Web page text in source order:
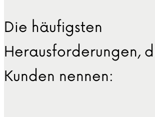
Die häufigsten
Herausforderungen,
Kunden nennen: